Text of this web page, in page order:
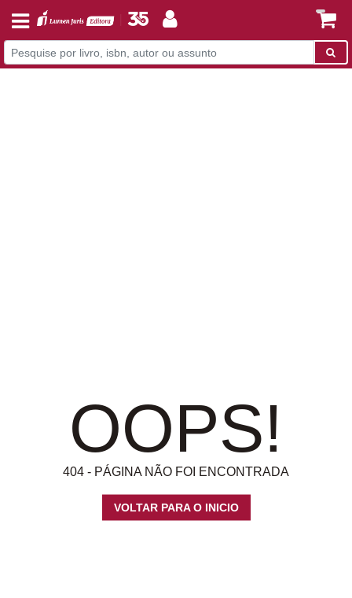
OOPS!
404 - PÁGINA NÃO FOI ENCONTRADA
VOLTAR PARA O INICIO